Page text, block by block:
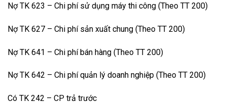
Nợ TK 623 – Chi phí sử dụng máy thi công (Theo TT 200)
Nợ TK 627 – Chi phí sản xuất chung (Theo TT 200)
Nợ TK 641 – Chi phí bán hàng (Theo TT 200)
Nợ TK 642 – Chi phí quản lý doanh nghiệp (Theo TT 200)
Có TK 242 – CP trả trước